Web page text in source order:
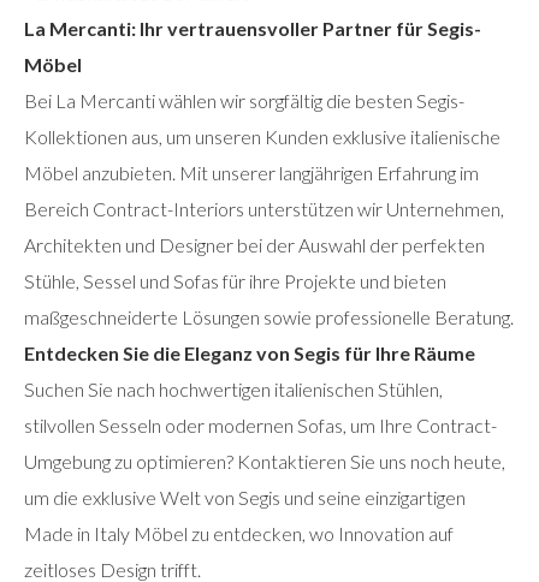
La Mercanti: Ihr vertrauensvoller Partner für Segis-
Möbel
Bei La Mercanti wählen wir sorgfältig die besten Segis-
Kollektionen aus, um unseren Kunden exklusive italienische
Möbel anzubieten. Mit unserer langjährigen Erfahrung im
Bereich Contract-Interiors unterstützen wir Unternehmen,
Architekten und Designer bei der Auswahl der perfekten
Stühle, Sessel und Sofas für ihre Projekte und bieten
maßgeschneiderte Lösungen sowie professionelle Beratung.
Entdecken Sie die Eleganz von Segis für Ihre Räume
Suchen Sie nach hochwertigen italienischen Stühlen,
stilvollen Sesseln oder modernen Sofas, um Ihre Contract-
Umgebung zu optimieren? Kontaktieren Sie uns noch heute,
um die exklusive Welt von Segis und seine einzigartigen
Made in Italy Möbel zu entdecken, wo Innovation auf
zeitloses Design trifft.